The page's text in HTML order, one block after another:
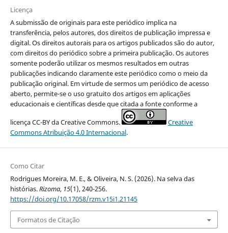
Licença
A submissão de originais para este periódico implica na
transferência, pelos autores, dos direitos de publicação impressa e
digital. Os direitos autorais para os artigos publicados são do autor,
com direitos do periódico sobre a primeira publicação. Os autores
somente poderão utilizar os mesmos resultados em outras
publicações indicando claramente este periódico como o meio da
publicação original. Em virtude de sermos um periódico de acesso
aberto, permite-se o uso gratuito dos artigos em aplicações
educacionais e científicas desde que citada a fonte conforme a
licença CC-BY da Creative Commons.
Creative
Commons Atribuição 4.0 Internacional.
Como Citar
Rodrigues Moreira, M. E., & Oliveira, N. S. (2026). Na selva das
histórias.Rizoma, 15(1), 240-256.
https://doi.org/10.17058/rzm.v15i1.21145
Formatos de Citação